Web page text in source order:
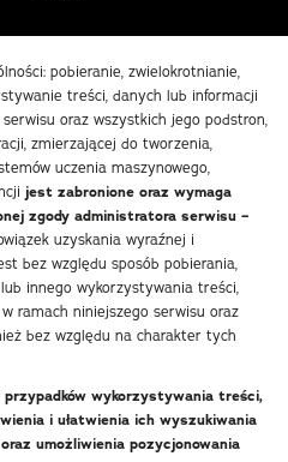
pobieranie, zwielokrotnianie,
treści, danych lub informacji
oraz wszystkich jego podstron,
zmierzającej do tworzenia,
uczenia maszynowego,
jest zabronione oraz wymaga
zgody administratora serwisu –
uzyskania wyraźnej i
bez względu sposób pobierania,
innego wykorzystywania treści,
ramach niniejszego serwisu oraz
bez względu na charakter tych
wykorzystywania treści,
i ułatwienia ich wyszukiwania
umożliwienia pozycjonowania